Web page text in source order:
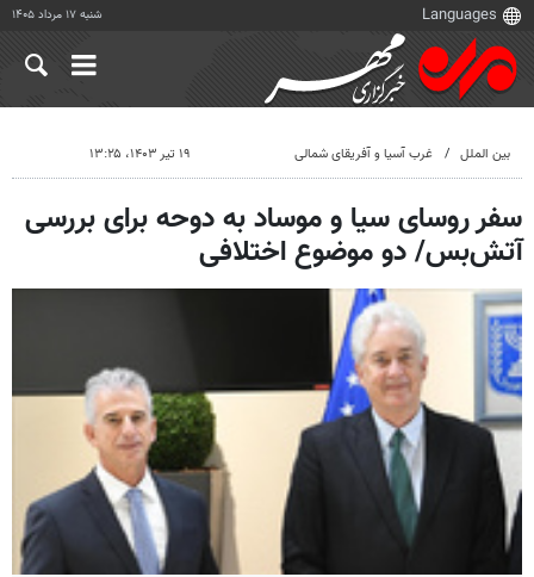
شنبه ۱۷ مرداد ۱۴۰۵
بین الملل غرب آسیا و آفریقای شمالی ۱۹ تیر ۱۴۰۳، ۱۳:۲۵
سفر روسای سیا و موساد به دوحه برای بررسی
آتش‌بس/ دو موضوع اختلافی